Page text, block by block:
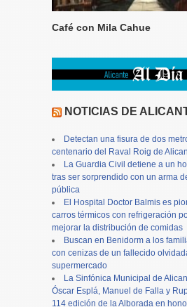
Café con Mila Cahue
NOTICIAS DE
Detectan una fisura de dos
centenario del Raval Roig de
La Guardia Civil detiene a un
tras ser sorprendido con un arma
pública
El Hospital Doctor Balmis es
carros térmicos con refrigeración
mejorar la distribución de comidas
Buscan en Benidorm a los
con cenizas de un fallecido
supermercado
La Sinfónica Municipal de
Óscar Esplá, Manuel de Falla y
114 edición de la Alborada en